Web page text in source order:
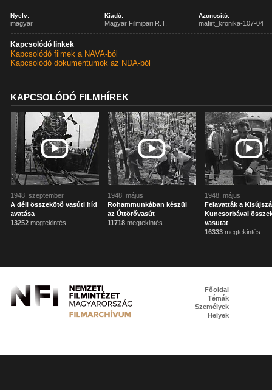
Nyelv:
magyar
Kiadó:
Magyar Filmipari R.T.
Azonosító:
mafirt_kronika-107-04
Kapcsolódó linkek
Kapcsolódó filmek a NAVA-ból
Kapcsolódó dokumentumok az NDA-ból
KAPCSOLÓDÓ FILMHÍREK
1948. szeptember
A déli összekötő vasúti híd
avatása
13252 megtekintés
1948. május
Rohammunkában készül
az Úttörővasút
11718 megtekintés
1948. május
Felavatták a
Kuncsorbával
vasutat
16333 megtekintés
Főoldal
Témák
Személyek
Helyek